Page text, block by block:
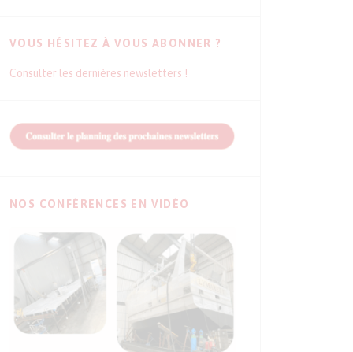
VOUS HÉSITEZ À VOUS ABONNER ?
Consulter les dernières newsletters !
NOS CONFÉRENCES EN VIDÉO